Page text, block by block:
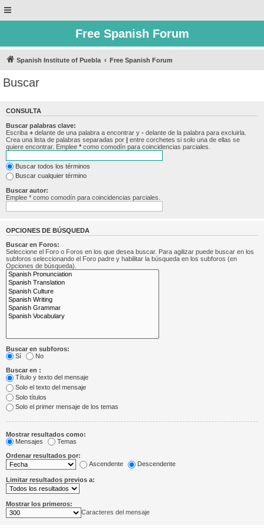
Free Spanish Forum
Spanish Institute of Puebla Free Spanish Forum
Buscar
CONSULTA
Buscar palabras clave:
Escriba + delante de una palabra a encontrar y - delante de la palabra para excluirla.
Crea una lista de palabras separadas por | entre corchetes si solo una de ellas se
quiere encontrar. Emplee * como comodín para coincidencias parciales.
Buscar todos los términos
Buscar cualquier término
Buscar autor:
Emplee * como comodín para coincidencias parciales.
OPCIONES DE BÚSQUEDA
Buscar en Foros:
Seleccione el Foro o Foros en los que desea buscar. Para agilizar puede buscar en los
subforos seleccionando el Foro padre y habilitar la búsqueda en los subforos (en
Opciones de búsqueda).
Buscar en subforos:
Sí
No
Buscar en :
Título y texto del mensaje
Solo el texto del mensaje
Solo títulos
Solo el primer mensaje de los temas
Mostrar resultados como:
Mensajes
Temas
Ordenar resultados por:
Ascendente
Descendente
Limitar resultados previos a:
Mostrar los primeros:
Caracteres del mensaje